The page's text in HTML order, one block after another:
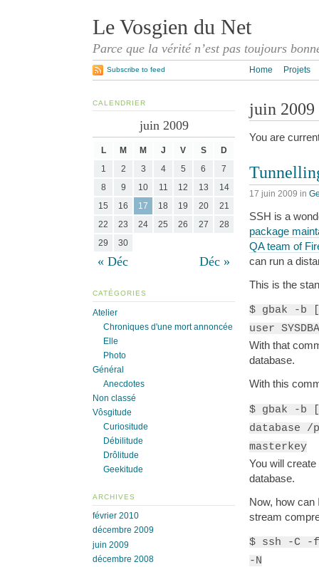
Le Vosgien du Net
Parce que la vérité n’est pas toujours
Home Projets
Subscribe to feed
juin 2009
You are
17 juin 2009 in
SSH is a
package
QA team of
can run a
This is the
$ gbak -b
user
With that
database.
With this
$ gbak -b
database /
masterkey
You will
database.
Now, how can
stream
$ ssh -C -f
-N
CALENDRIER
juin 2009
L M M J V S D
« Déc Déc »
1 2 3 4 5 6
7
8
9 10 11 12 13
14
15
16 17 18 19 20
21
22
23 24 25 26 27
28
29
30
CATÉGORIES
Atelier
Chroniques d'une mort annoncée
Elle
Photo
Général
Anecdotes
Non classé
Vôsgitude
Curiositude
Débilitude
Drôlitude
Geekitude
ARCHIVES
février 2010
décembre 2009
juin 2009
décembre 2008